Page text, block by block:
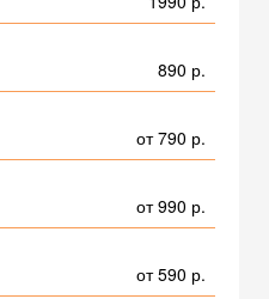
890 р.
от 790 р.
от 990 р.
от 590 р.